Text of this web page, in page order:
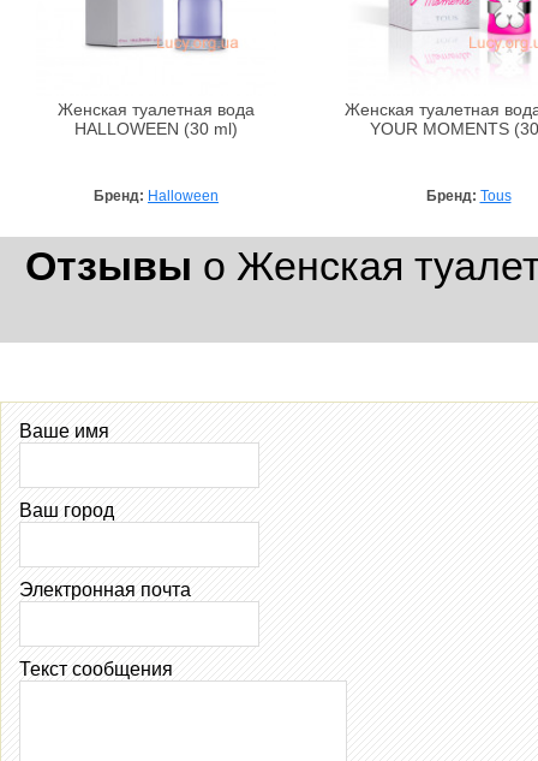
Женская туалетная вода
HALLOWEEN (30 ml)
Бренд: Halloween
Женская туалетная
YOUR MOMENTS
Бренд: Tous
Отзывы о Женская
Ваше имя
Ваш город
Электронная почта
Текст сообщения